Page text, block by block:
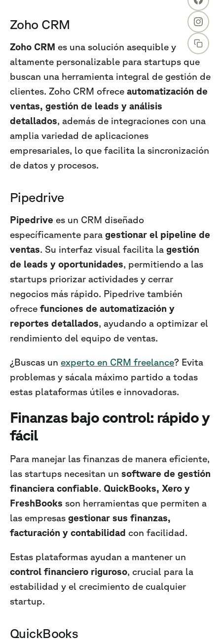
Zoho CRM
Zoho CRM es una solución asequible y
altamente personalizable para startups que
buscan una herramienta integral de gestión de
clientes. Zoho CRM ofrece automatización de
ventas, gestión de leads y análisis
detallados, además de integraciones con una
amplia variedad de aplicaciones
empresariales, lo que facilita la sincronización
de datos y procesos.
Pipedrive
Pipedrive es un CRM diseñado
específicamente para gestionar el pipeline de
ventas. Su interfaz visual facilita la gestión
de leads y oportunidades, permitiendo a las
startups priorizar actividades y cerrar
negocios más rápido. Pipedrive también
ofrece funciones de automatización y
reportes detallados, ayudando a optimizar el
rendimiento del equipo de ventas.
¿Buscas un experto en CRM freelance? Evita
problemas y sácala máximo partido a todas
estas plataformas útiles e innovadoras.
Finanzas bajo control: rápido y
fácil
Para manejar las finanzas de manera eficiente,
las startups necesitan un software de gestión
financiera confiable. QuickBooks, Xero y
FreshBooks son herramientas que permiten a
las empresas gestionar sus finanzas,
facturación y contabilidad con facilidad.
Estas plataformas ayudan a mantener un
control financiero riguroso, crucial para la
estabilidad y el crecimiento de cualquier
startup.
QuickBooks